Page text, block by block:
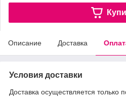
Описание Доставка
Условия доставки
Доставка осуществляется только